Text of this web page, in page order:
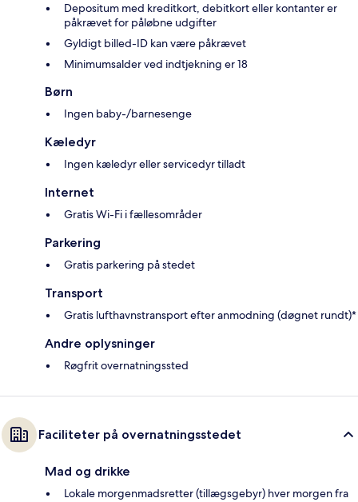
Depositum med kreditkort, debitkort eller kontanter er
påkrævet for påløbne udgifter
Gyldigt billed-ID kan være påkrævet
Minimumsalder ved indtjekning er 18
Børn
Ingen baby-/barnesenge
Kæledyr
Ingen kæledyr eller servicedyr tilladt
Internet
Gratis Wi-Fi i fællesområder
Parkering
Gratis parkering på stedet
Transport
Gratis lufthavnstransport efter anmodning (døgnet rundt)*
Andre oplysninger
Røgfrit overnatningssted
Faciliteter på overnatningsstedet
Mad og drikke
Lokale morgenmadsretter (tillægsgebyr) hver morgen fra